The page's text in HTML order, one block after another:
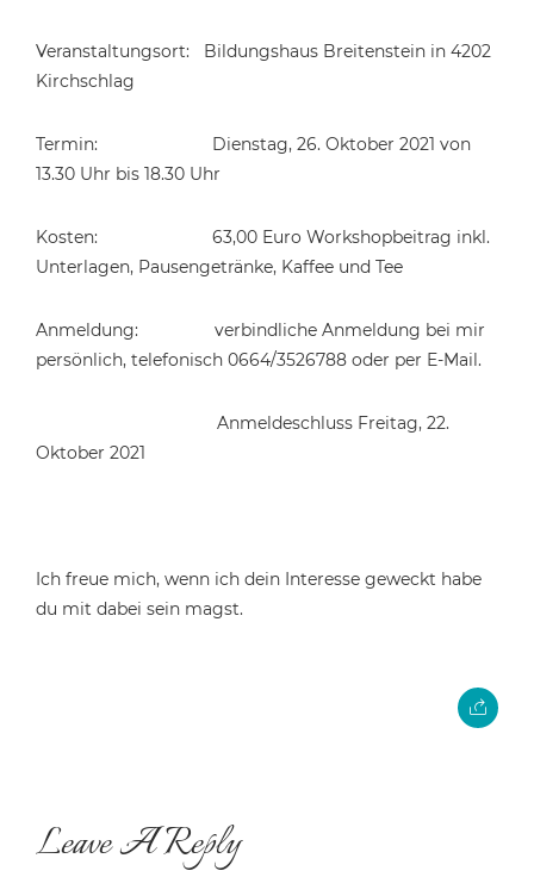
Veranstaltungsort: Bildungshaus Breitenstein in 4202
Kirchschlag
Termin: Dienstag, 26. Oktober 2021 von
13.30 Uhr bis 18.30 Uhr
Kosten: 63,00 Euro Workshopbeitrag inkl.
Unterlagen, Pausengetränke, Kaffee und Tee
Anmeldung: verbindliche Anmeldung bei mir
persönlich, telefonisch 0664/3526788 oder per E-Mail.
Anmeldeschluss Freitag, 22.
Oktober 2021
Ich freue mich, wenn ich dein Interesse geweckt habe
du mit dabei sein magst.
Leave A Reply